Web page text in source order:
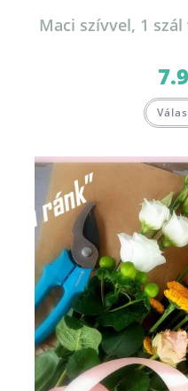
Maci szívvel, 1